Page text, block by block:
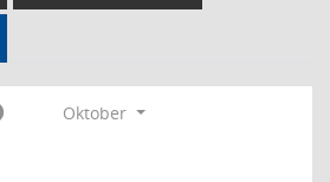
Oktober